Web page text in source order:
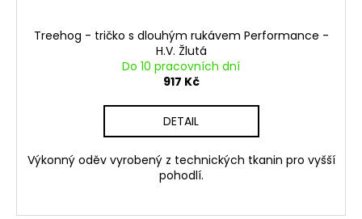
Treehog - tričko s dlouhým rukávem Performance -
H.V. Žlutá
Do 10 pracovních dní
917 Kč
DETAIL
Výkonný oděv vyrobený z technických tkanin pro vyšší
pohodlí.